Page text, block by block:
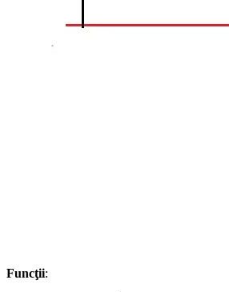
Funcţii: